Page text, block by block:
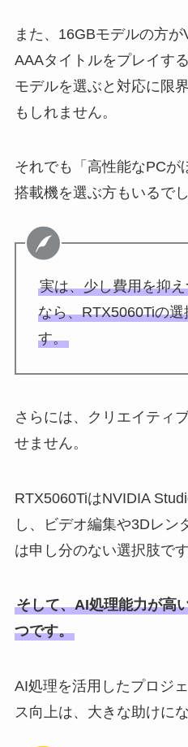
また、16GBモデルの方
AAAタイトルをプレイす
モデルを選ぶと対応に限
もしれません。
それでも「高性能なPCが
搭載機を選ぶ方もいるでし
実は、少し費用を抑
なら、RTX5060Tiの
す。
さらには、クリエイティ
せません。
RTX5060TiはNVIDIA
し、ビデオ編集や3Dレン
は申し分のない選択肢です
そして、AI処理能力が高
つです。
AI処理を活用したプロジ
ス向上は、大きな助けにな